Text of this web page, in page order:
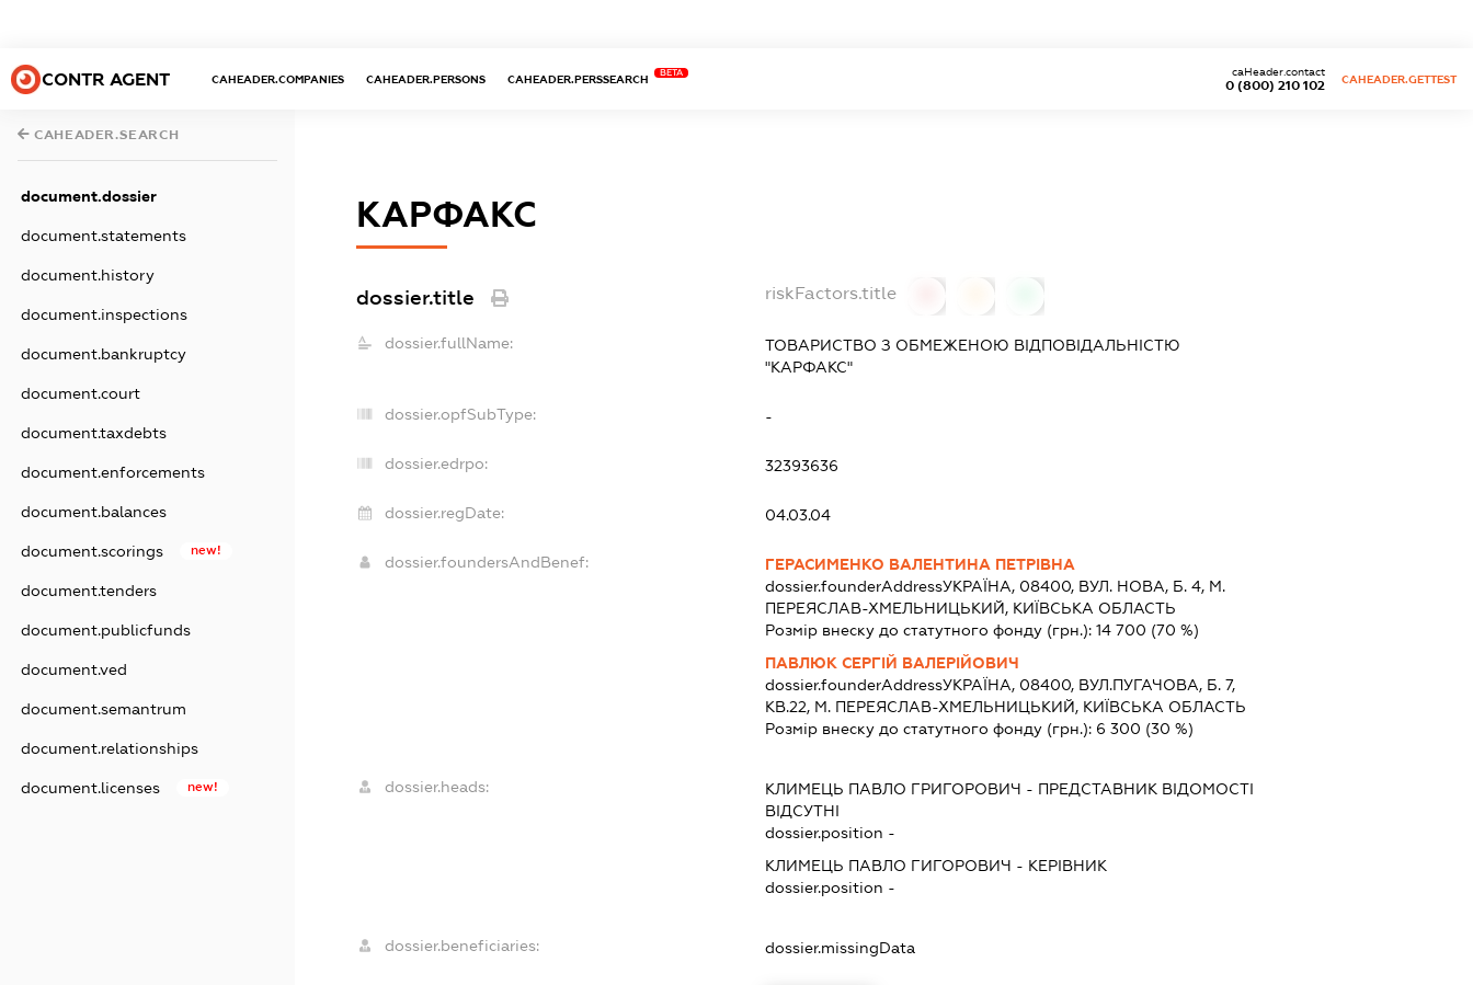
CONTR AGENT CAHEADER.COMPANIES CAHEADER.PERSONS CAHEADER.PERSSEARCH
BETA
0 (800) 210 102
caHeader.contact
CAHEADER.GETTEST
CAHEADER.SEARCH
document.dossier
document.statements
document.history
document.inspections
document.bankruptcy
document.court
document.taxdebts
document.enforcements
document.balances
document.scorings new!
document.tenders
document.publicfunds
document.ved
document.semantrum
document.relationships
document.licenses new!
КАРФАКС
dossier.title riskFactors.title
dossier.fullName:
ТОВАРИСТВО З ОБМЕЖЕНОЮ ВІДПОВІДАЛЬНІСТЮ
"КАРФАКС"
dossier.opfSubType: -
dossier.edrpo: 32393636
dossier.regDate: 04.03.04
dossier.foundersAndBenef:
ГЕРАСИМЕНКО ВАЛЕНТИНА ПЕТРІВНА
dossier.founderAddressУКРАЇНА, 08400, ВУЛ. НОВА, Б. 4, М.
ПЕРЕЯСЛАВ-ХМЕЛЬНИЦЬКИЙ, КИЇВСЬКА ОБЛАСТЬ
Розмір внеску до статутного фонду (грн.): 14 700 (70 %)
ПАВЛЮК СЕРГІЙ ВАЛЕРІЙОВИЧ
dossier.founderAddressУКРАЇНА, 08400, ВУЛ.ПУГАЧОВА, Б. 7,
КВ.22, М. ПЕРЕЯСЛАВ-ХМЕЛЬНИЦЬКИЙ, КИЇВСЬКА ОБЛАСТЬ
Розмір внеску до статутного фонду (грн.): 6 300 (30 %)
dossier.heads: КЛИМЕЦЬ ПАВЛО ГРИГОРОВИЧ - ПРЕДСТАВНИКВІДОМОСТІ
ВІДСУТНІ
dossier.position -
КЛИМЕЦЬ ПАВЛО ГИГОРОВИЧ - КЕРІВНИК
dossier.position -
dossier.beneficiaries: dossier.missingData